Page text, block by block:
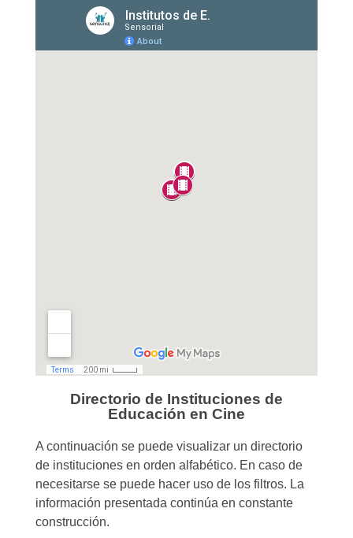
Directorio de Instituciones de
Educación en Cine
A continuación se puede visualizar un directorio
de instituciones en orden alfabético. En caso de
necesitarse se puede hacer uso de los filtros. La
información presentada continúa en constante
construcción.